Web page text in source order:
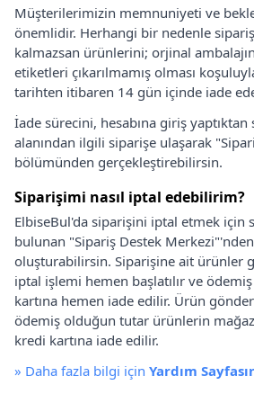
Müşterilerimizin memnuniyeti ve
önemlidir. Herhangi bir nedenle
kalmazsan ürünlerini; orjinal
etiketleri çıkarılmamış olması
tarihten itibaren 14 gün içinde iade
İade sürecini, hesabına giriş
alanından ilgili siparişe ulaşarak
bölümünden gerçekleştirebilirsin.
Siparişimi nasıl iptal edebilirim?
ElbiseBul'da siparişini iptal etmek için
bulunan "Sipariş Destek
oluşturabilirsin. Siparişine ait ürünler
iptal işlemi hemen başlatılır ve
kartına hemen iade edilir. Ürün
ödemiş olduğun tutar ürünlerin
kredi kartına iade edilir.
» Daha fazla bilgi için Yardım